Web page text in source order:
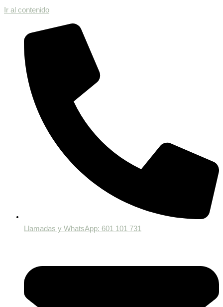
Ir al contenido
Llamadas y WhatsApp: 601 101 731